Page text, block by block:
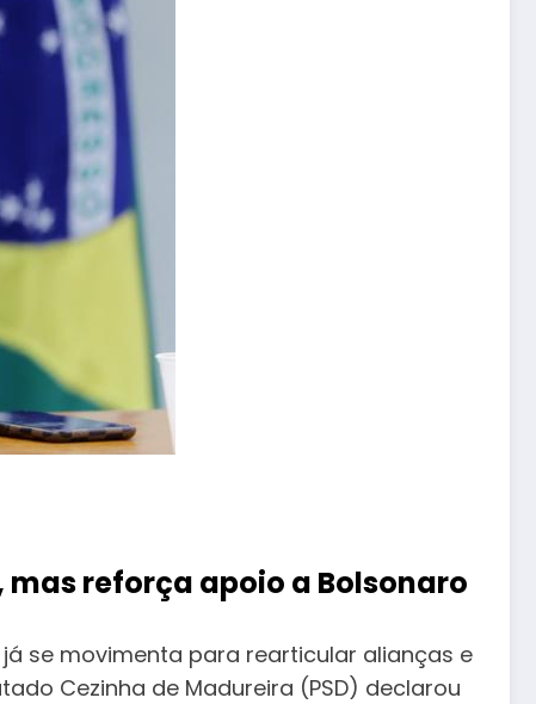
reforça apoio a Bolsonaro
já se movimenta para rearticular alianças e
Cezinha de Madureira (PSD) declarou